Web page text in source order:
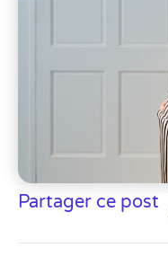
Partager ce post